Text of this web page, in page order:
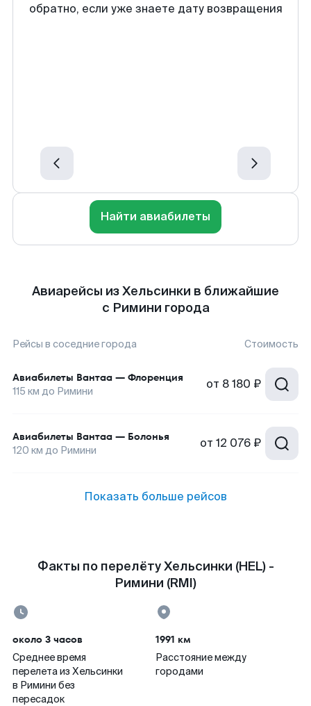
обратно, если уже знаете дату возвращения
Найти авиабилеты
Авиарейсы из Хельсинки в ближайшие
с Римини города
Рейсы в соседние города Стоимость
Авиабилеты Вантаа — Флоренция
115 км до Римини от 8 180 ₽
Авиабилеты Вантаа — Болонья
120 км до Римини от 12 076 ₽
Показать больше рейсов
Факты по перелёту Хельсинки (HEL) -
Римини (RMI)
около 3 часов
Среднее время
перелета из Хельсинки
в Римини без
пересадок
1991 км
Расстояние между
городами